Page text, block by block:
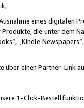
eines digitalen
die unter dem
„Kindle
einen Partner-Link
1-Click-